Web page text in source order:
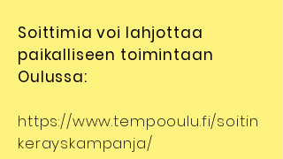
Soittimia voi lahjottaa
paikalliseen toimintaan
Oulussa:
https://www.tempooulu.fi/soitin
kerayskampanja/